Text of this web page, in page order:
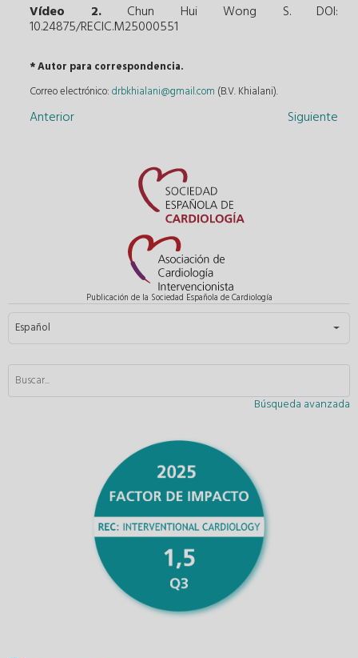
Vídeo 2.Chun Hui Wong S. DOI:
10.24875/RECIC.M25000551
* Autor para correspondencia.
Correo electrónico:drbkhialani@gmail.com (B.V. Khialani).
Anterior Siguiente
Publicación de la Sociedad Española de Cardiología
Seleccione su idioma
Español
Búsqueda avanzada